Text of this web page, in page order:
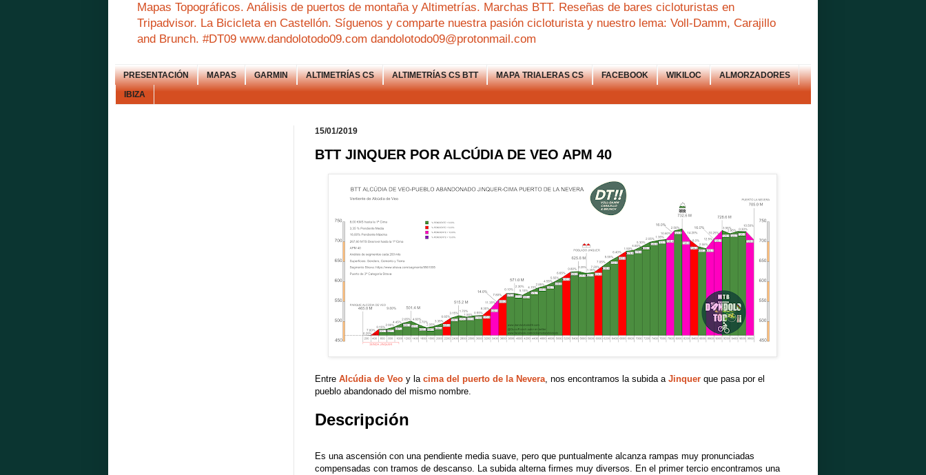
Mapas Topográficos. Análisis de puertos de montaña y Altimetrías. Marchas BTT. Reseñas de bares cicloturistas en
Tripadvisor. La Bicicleta en Castellón. Síguenos y comparte nuestra pasión cicloturista y nuestro lema: Voll-Damm, Carajillo
and Brunch. #DT09 www.dandolotodo09.com dandolotodo09@protonmail.com
PRESENTACIÓN MAPAS GARMIN ALTIMETRÍAS CS ALTIMETRÍAS CS BTT MAPA TRIALERAS CS FACEBOOK WIKILOC ALMORZADORES
IBIZA
15/01/2019
BTT JINQUER POR ALCÚDIA DE VEO APM 40
Entre Alcúdia de Veo y la cima del puerto de la Nevera, nos encontramos la subida a Jinquer que pasa por el
pueblo abandonado del mismo nombre.
Descripción
Es una ascensión con una pendiente media suave, pero que puntualmente alcanza rampas muy pronunciadas
compensadas con tramos de descanso. La subida alterna firmes muy diversos. En el primer tercio encontramos una